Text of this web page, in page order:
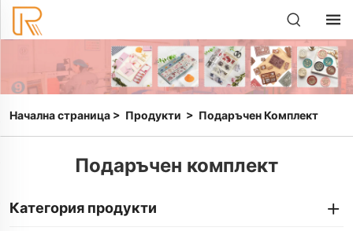
Начална страница > Продукти > Подаръчен Комплект
Подаръчен комплект
Категория продукти